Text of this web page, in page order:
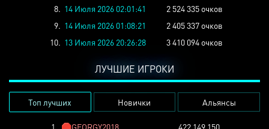
8. 14 Июля 2026 02:01:41
2 524 335 очков
9. 14 Июля 2026 01:08:21
2 405 337 очков
10. 13 Июля 2026 20:26:28 3 410 094 очков
ЛУЧШИЕ ИГРОКИ
Топ лучших Новички Альянсы
1. 🛑GEORGY2018
422 149 150